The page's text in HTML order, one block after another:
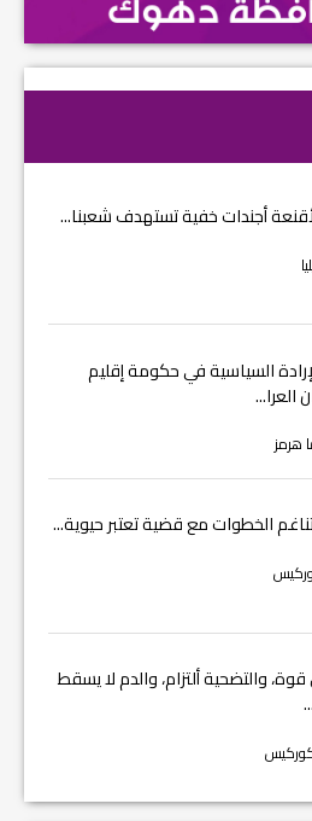
أجندات خفية تستهدف شعبنا...
السياسية في حكومة إقليم
العرا...
هرمز
الخطوات مع قضية تعتبر حيوية...
والتضحية ألتزام، والدم لا يسقط